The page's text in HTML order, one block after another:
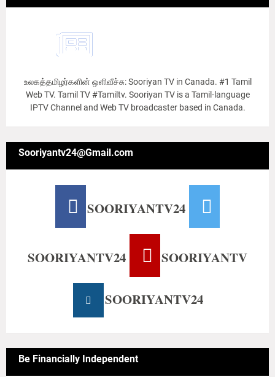
உலகத்தமிழர்களின் ஒளிவீச்சு: Sooriyan TV in Canada. #1 Tamil
Web TV. Tamil TV #Tamiltv. Sooriyan TV is a Tamil-language
IPTV Channel and Web TV broadcaster based in Canada.
Sooriyantv24@Gmail.com
SOORIYANTV24
SOORIYANTV24 SOORIYANTV
SOORIYANTV24
Be Financially Independent